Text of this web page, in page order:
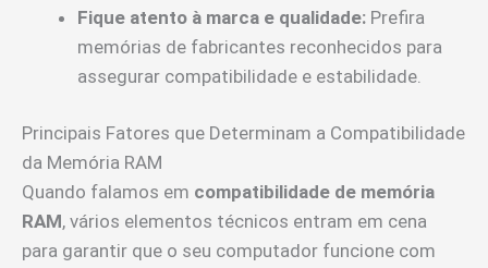
Fique atento à marca e qualidade: Prefira
memórias de fabricantes reconhecidos para
assegurar compatibilidade e estabilidade.
Principais Fatores que Determinam a Compatibilidade
da Memória RAM
Quando falamos em compatibilidade de memória
RAM, vários elementos técnicos entram em cena
para garantir que o seu computador funcione com